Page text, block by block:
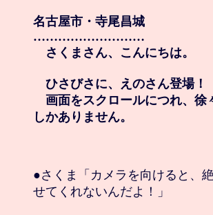
名古屋市・寺尾昌城
………………………
さくまさん、こんにちは。
ひさびさに、えのさん登場！
画面をスクロールにつれ、徐
しかありません。
●さくま「カメラを向けると、
せてくれないんだよ！」